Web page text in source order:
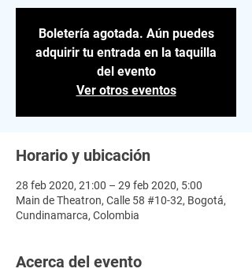
Boletería agotada. Aún puedes
adquirir tu entrada en la taquilla
del evento
Ver otros eventos
Horario y ubicación
28 feb 2020, 21:00 – 29 feb 2020, 5:00
Main de Theatron, Calle 58 #10-32, Bogotá,
Cundinamarca, Colombia
Acerca del evento